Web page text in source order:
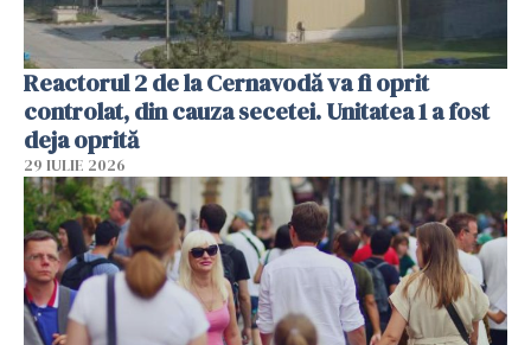
Reactorul 2 de la Cernavodă va fi oprit
controlat, din cauza secetei. Unitatea 1 a fost
deja oprită
29 IULIE 2026